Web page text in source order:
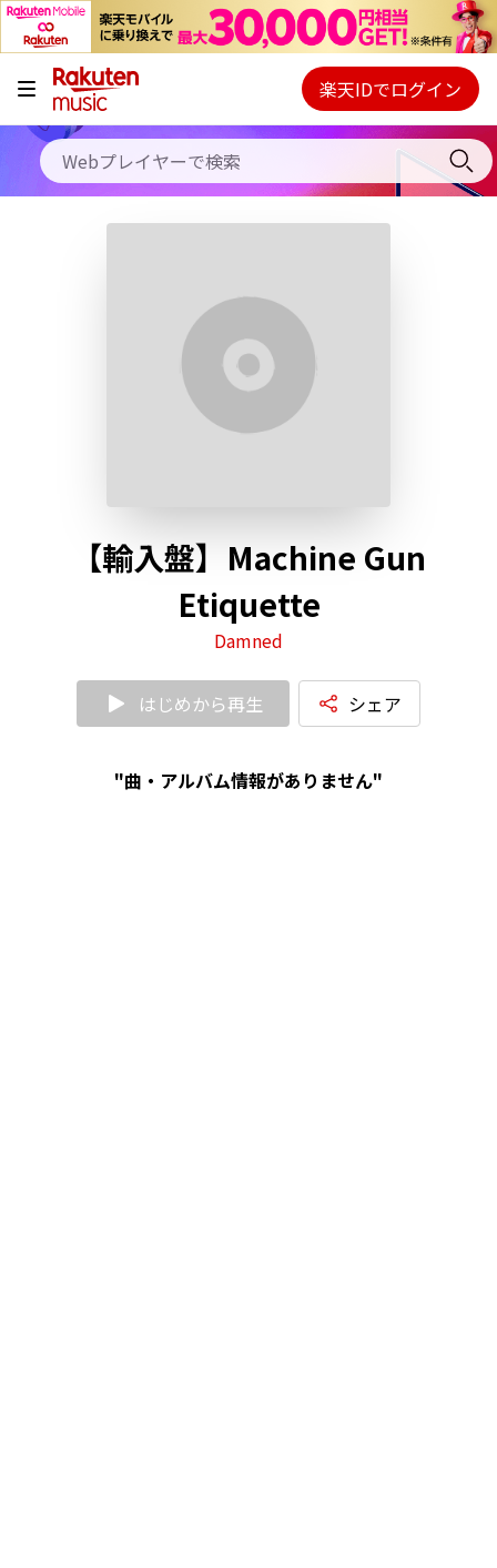
キャンペーン
料金プラン
使い方
Webプレイヤー
ご契約内容の確認・変更
楽天IDでログイン
【輸入盤】Machine Gun
Etiquette
Damned
はじめから再生 シェア
"曲・アルバム情報がありません"